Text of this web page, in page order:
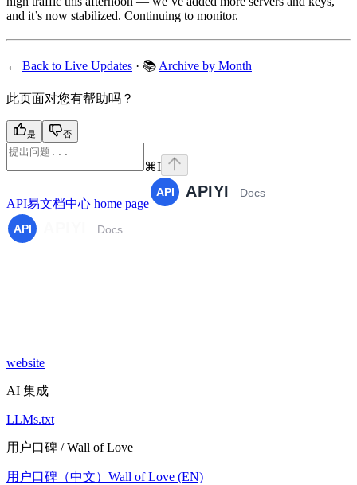
and it’s now stabilized. Continuing to monitor.
← Back to Live Updates · 📚 Archive by Month
此页面对您有帮助吗？
是 否
⌘I
API易文档中心 home page
website
AI 集成
LLMs.txt
用户口碑 / Wall of Love
用户口碑（中文） Wall of Love (EN)